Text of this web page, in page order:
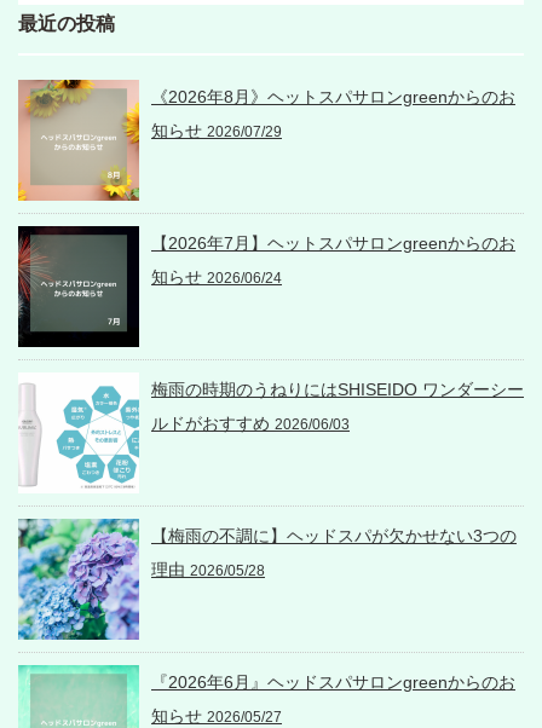
最近の投稿
《2026年8月》ヘットスパサロンgreenからのお
知らせ 2026/07/29
【2026年7月】ヘットスパサロンgreenからのお
知らせ 2026/06/24
梅雨の時期のうねりにはSHISEIDO ワンダーシー
ルドがおすすめ 2026/06/03
【梅雨の不調に】ヘッドスパが欠かせない3つの
理由 2026/05/28
『2026年6月』ヘッドスパサロンgreenからのお
知らせ 2026/05/27